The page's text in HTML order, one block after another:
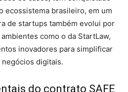
ecossistema brasileiro, em um
de startups também evolui por
como o da StartLaw,
inovadores para simplificar
digitais.
do contrato SAFE